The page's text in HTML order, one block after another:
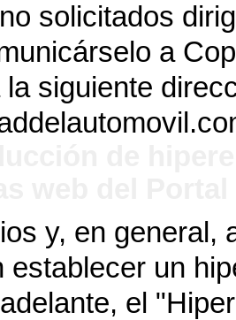
solicitados
a
la siguiente
y, en general,
establecer un
el